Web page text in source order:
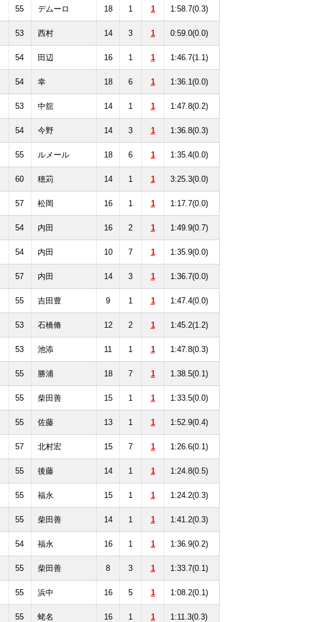
55 デムーロ 18 1 1 1:58.7(0.3)
53 西村 14 3 1 0:59.0(0.0)
54 田辺 16 1 1 1:46.7(1.1)
54 幸 18 6 1 1:36.1(0.0)
53 中舘 14 1 1 1:47.8(0.2)
54 今野 14 3 1 1:36.8(0.3)
55 ルメール 18 6 1 1:35.4(0.0)
60 穂苅 14 1 1 3:25.3(0.0)
57 松岡 16 1 1 1:17.7(0.0)
54 内田 16 2 1 1:49.9(0.7)
54 内田 10 7 1 1:35.9(0.0)
57 内田 14 3 1 1:36.7(0.0)
55 吉田豊 9 1 1 1:47.4(0.0)
53 石橋脩 12 2 1 1:45.2(1.2)
53 池添 11 1 1 1:47.8(0.3)
55 勝浦 18 7 1 1.38.5(0.1)
55 柴田善 15 1 1 1:33.5(0.0)
55 佐藤 13 1 1 1:52.9(0.4)
57 北村宏 15 7 1 1:26.6(0.1)
55 後藤 14 1 1 1:24.8(0.5)
55 福永 15 1 1 1:24.2(0.3)
55 柴田善 14 1 1 1:41.2(0.3)
54 福永 16 1 1 1:36.9(0.2)
55 柴田善 8 3 1 1:33.7(0.1)
55 浜中 16 5 1 1:08.2(0.1)
55 蛯名 16 1 1 1:11.3(0.3)